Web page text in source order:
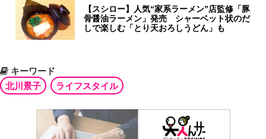
【スシロー】人気“家系ラーメン”店監修「豚
骨醤油ラーメン」発売 シャーベット状のだ
しで楽しむ「とり天おろしうどん」も
キーワード
北川景子
ライフスタイル